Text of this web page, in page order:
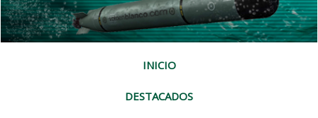
INICIO
DESTACADOS